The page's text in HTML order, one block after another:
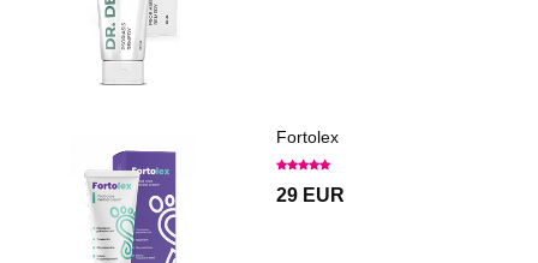
Fortolex
29 EUR